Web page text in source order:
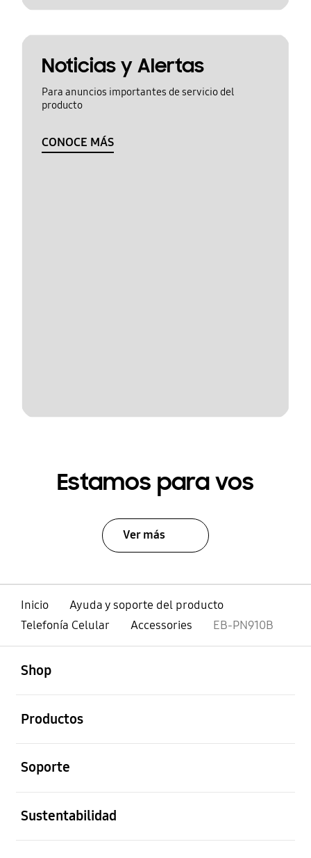
Noticias y Alertas
Para anuncios importantes de servicio del
producto
CONOCE MÁS
Estamos para vos
Ver más
Inicio
Ayuda y soporte del producto
Telefonía Celular
Accessories EB-PN910B
Shop
Productos
Soporte
Sustentabilidad